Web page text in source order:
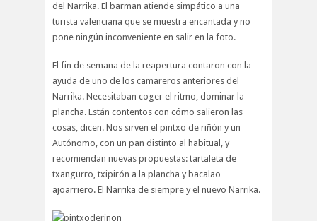
del Narrika. El barman atiende simpático a una
turista valenciana que se muestra encantada y no
pone ningún inconveniente en salir en la foto.
El fin de semana de la reapertura contaron con la
ayuda de uno de los camareros anteriores del
Narrika. Necesitaban coger el ritmo, dominar la
plancha. Están contentos con cómo salieron las
cosas, dicen. Nos sirven el pintxo de riñón y un
Autónomo, con un pan distinto al habitual, y
recomiendan nuevas propuestas: tartaleta de
txangurro, txipirón a la plancha y bacalao
ajoarriero. El Narrika de siempre y el nuevo Narrika.